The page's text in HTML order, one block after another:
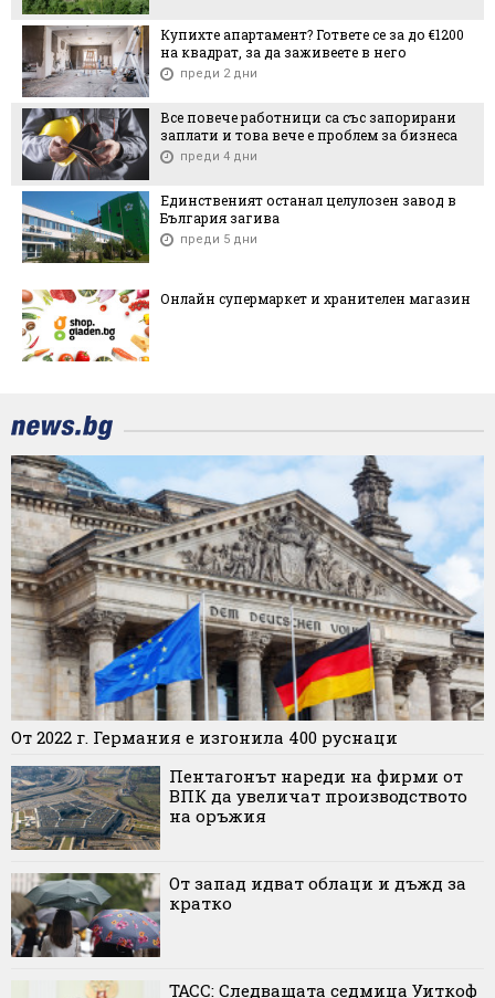
Купихте апартамент? Гответе се за до €1200
на квадрат, за да заживеете в него
преди 2 дни
Все повече работници са със запорирани
заплати и това вече е проблем за бизнеса
преди 4 дни
Единственият останал целулозен завод в
България загива
преди 5 дни
Онлайн супермаркет и хранителен магазин
От 2022 г. Германия е изгонила 400 руснаци
Пентагонът нареди на фирми от
ВПК да увеличат производството
на оръжия
От запад идват облаци и дъжд за
кратко
ТАСС: Следващата седмица Уиткоф